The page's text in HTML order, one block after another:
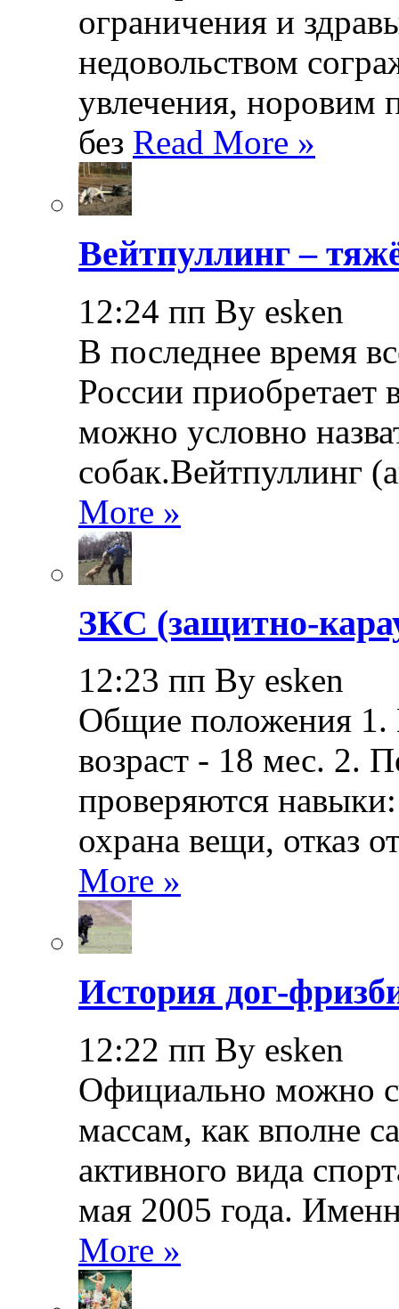
ограничения и
недовольством
увлечения, норовим
без Read More »
Вейтпуллинг –
12:24 пп By esken
В последнее время
России приобретает
можно условно
собак.Вейтпуллинг
More »
ЗКС (защитно-
12:23 пп By esken
Общие положения
возраст - 18 мес. 2.
проверяются
охрана вещи, отказ
More »
История дог-
12:22 пп By esken
Официально можно
массам, как вполне
активного вида
мая 2005 года.
More »